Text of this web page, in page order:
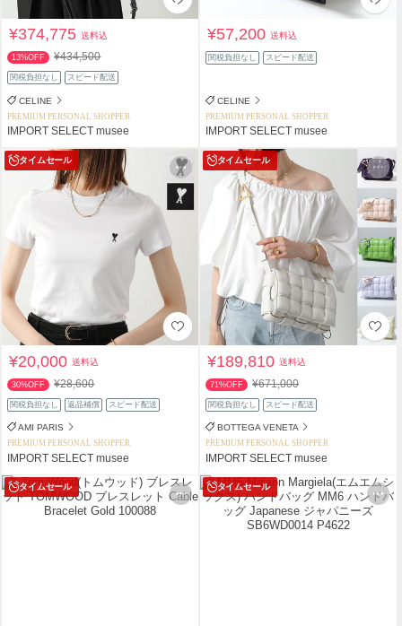
¥374,775送料込
13%OFF ¥434,500
関税負担なし スピード配送
CELINE
PREMIUM PERSONAL SHOPPER
IMPORT SELECT musee
¥57,200送料込
関税負担なし スピード配送
CELINE
PREMIUM PERSONAL SHOPPER
IMPORT SELECT musee
タイムセール
¥20,000送料込
30%OFF ¥28,600
関税負担なし 返品補償 スピード配送
AMI PARIS
PREMIUM PERSONAL SHOPPER
IMPORT SELECT musee
タイムセール
¥189,810送料込
71%OFF ¥671,000
関税負担なし スピード配送
BOTTEGA VENETA
PREMIUM PERSONAL SHOPPER
IMPORT SELECT musee
タイムセール タイムセール